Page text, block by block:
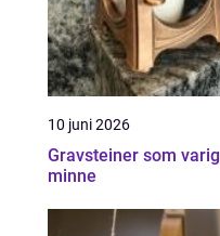
10 juni 2026
Gravsteiner som varig
minne